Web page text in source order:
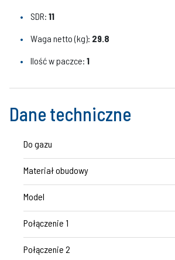
SDR: 11
Waga netto (kg): 29.8
Ilość w paczce: 1
Dane techniczne
Do gazu
Materiał obudowy
Model
Połączenie 1
Połączenie 2